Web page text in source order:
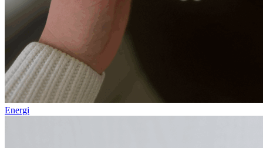
Energi